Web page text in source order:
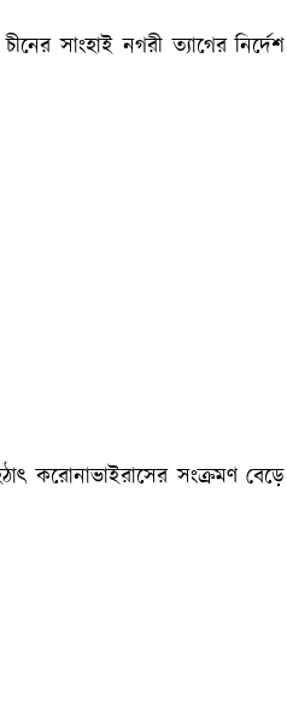
সাংহাই নগরী ত্যাগের নির্দেশ
করোনাভাইরাসের সংক্রমণ বেড়ে